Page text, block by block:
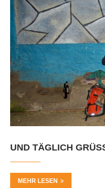
UND TÄGLICH
MEHR LESEN